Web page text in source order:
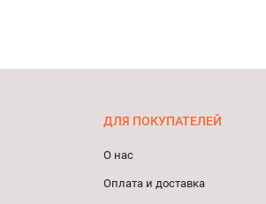
ДЛЯ ПОКУПАТЕЛЕЙ
О нас
Оплата и доставка